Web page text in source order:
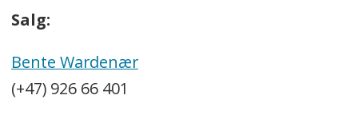
Salg:
Bente Wardenær
(+47) 926 66 401